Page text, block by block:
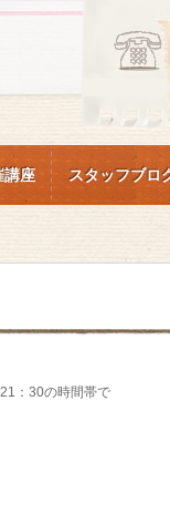
講座 スタッフブロ
：30の時間帯で